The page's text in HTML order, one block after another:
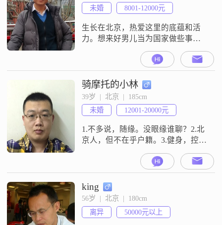
未婚
8001-12000元
生长在北京，热爱这里的底蕴和活
力。想来好男儿当为国家做些事
情，自大学起便踏上了一条不一样
的路，立足岗位，利用所学的医疗
技能，保家卫国。善良，真诚，孝
顺，这是我的为人持家之道。进
取，积极，爱拼，这是我的立身职
场之形。
骑摩托的小林
39岁  |  北京  |  185cm
未婚
12001-20000元
1.不多说，随缘。没眼缘谁聊？2.北
京人，但不在乎户籍。3.健身，控
烟，目前目标，酒肯定要喝，应酬
与放空自我。4.爱好不多，男女本不
同，互相尊重理解。5.认同门当户
对，欣赏平凡生活，共同进步。感
谢，语文没及格，就不多写了。
king
56岁  |  北京  |  180cm
离异
50000元以上